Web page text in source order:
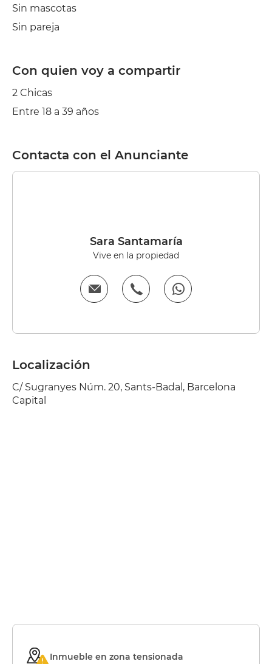
Sin mascotas
Sin pareja
Con quien voy a compartir
2 Chicas
Entre 18 a 39 años
Contacta con el Anunciante
Sara Santamaría
Vive en la propiedad
Localización
C/ Sugranyes Núm. 20, Sants-Badal, Barcelona
Capital
Inmueble en zona tensionada